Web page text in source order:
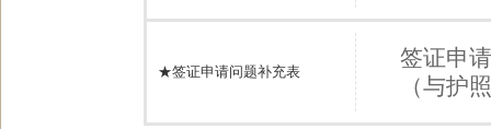
★签证申请问题补充表
签证申
（与护